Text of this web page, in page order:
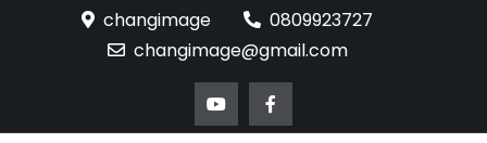
changimage
0809923727
changimage@gmail.com